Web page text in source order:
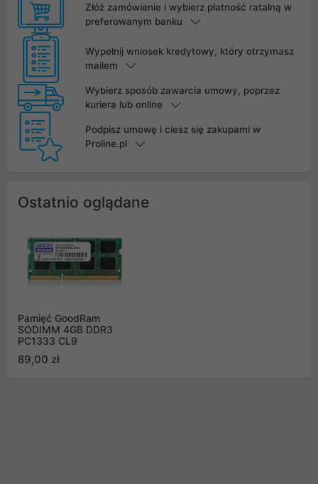
Złóż zamówienie i wybierz płatność ratalną w
preferowanym banku
Wypełnij wniosek kredytowy, który otrzymasz
mailem
Wybierz sposób zawarcia umowy, poprzez
kuriera lub online
Podpisz umowę i ciesz się zakupami w
Proline.pl
Ostatnio oglądane
Pamięć GoodRam
SODIMM 4GB DDR3
PC1333 CL9
89,00 zł